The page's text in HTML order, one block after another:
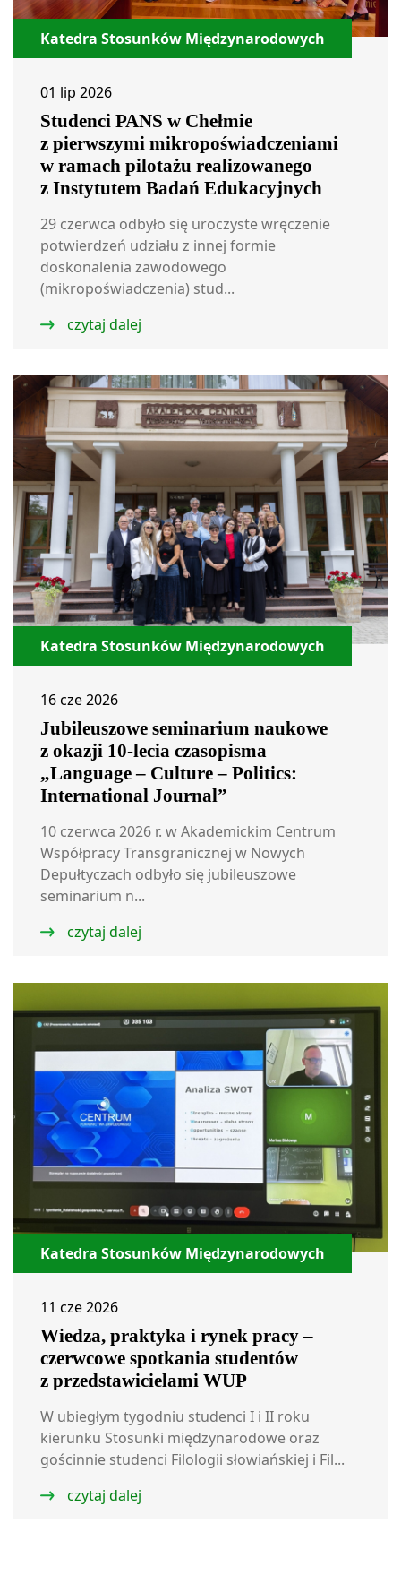
Katedra Stosunków Międzynarodowych
01 lip 2026
Studenci PANS w Chełmie
z pierwszymi mikropoświadczeniami
w ramach pilotażu realizowanego
z Instytutem Badań Edukacyjnych
29 czerwca odbyło się uroczyste wręczenie
potwierdzeń udziału z innej formie
doskonalenia zawodowego
(mikropoświadczenia) stud...
czytaj dalej
Katedra Stosunków Międzynarodowych
16 cze 2026
Jubileuszowe seminarium naukowe
z okazji 10-lecia czasopisma
„Language – Culture – Politics:
International Journal”
10 czerwca 2026 r. w Akademickim Centrum
Współpracy Transgranicznej w Nowych
Depułtyczach odbyło się jubileuszowe
seminarium n...
czytaj dalej
Katedra Stosunków Międzynarodowych
11 cze 2026
Wiedza, praktyka i rynek pracy –
czerwcowe spotkania studentów
z przedstawicielami WUP
W ubiegłym tygodniu studenci I i II roku
kierunku Stosunki międzynarodowe oraz
gościnnie studenci Filologii słowiańskiej i Fil...
czytaj dalej